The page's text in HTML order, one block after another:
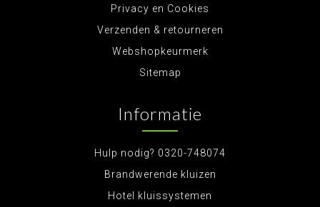
Privacy en Cookies
Verzenden & retourneren
Webshopkeurmerk
Sitemap
Informatie
Hulp nodig? 0320-748074
Brandwerende kluizen
Hotel kluissystemen